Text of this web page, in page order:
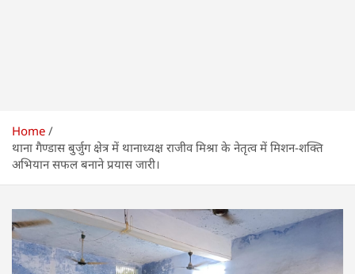
Home
थाना गैण्डास बुर्जुग क्षेत्र में थानाध्यक्ष राजीव मिश्रा के नेतृत्व में मिशन-शक्ति
अभियान सफल बनाने प्रयास जारी।